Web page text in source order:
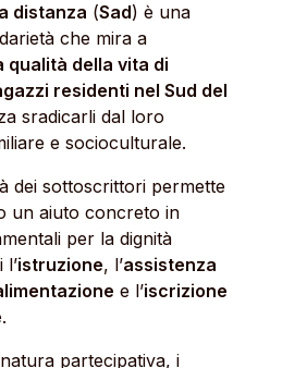
distanza (Sad) è una
che mira a
qualità della vita di
residenti nel Sud del
sradicarli dal loro
e socioculturale.
dei sottoscrittori permette
un aiuto concreto in
per la dignità
l’istruzione, l’assistenza
e l’iscrizione
.
partecipativa, i